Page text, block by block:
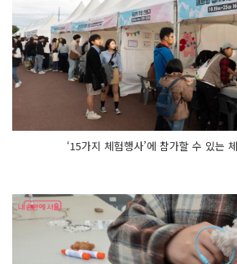
‘15가지 체험행사’에 참가할 수 있는